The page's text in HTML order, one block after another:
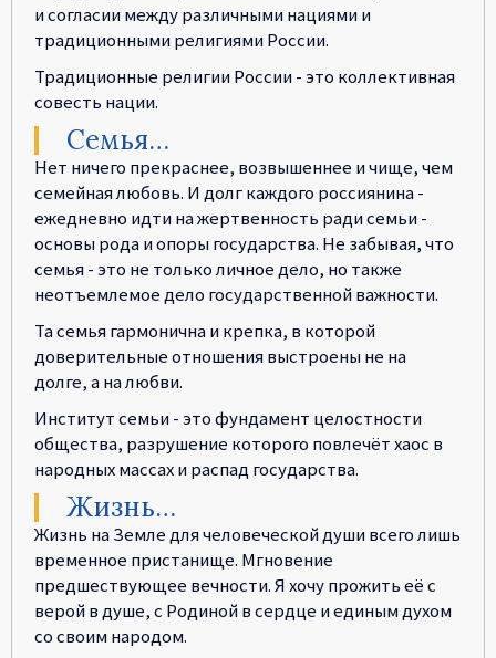
и согласии между различными нациями и
традиционными религиями России.
Традиционные религии России - это коллективная
совесть нации.
Семья…
Нет ничего прекраснее, возвышеннее и чище, чем
семейная любовь. И долг каждого россиянина -
ежедневно идти на жертвенность ради семьи -
основы рода и опоры государства. Не забывая, что
семья - это не только личное дело, но также
неотъемлемое дело государственной важности.
Та семья гармонична и крепка, в которой
доверительные отношения выстроены не на
долге, а на любви.
Институт семьи - это фундамент целостности
общества, разрушение которого повлечёт хаос в
народных массах и распад государства.
Жизнь…
Жизнь на Земле для человеческой души всего лишь
временное пристанище. Мгновение
предшествующее вечности. Я хочу прожить её с
верой в душе, с Родиной в сердце и единым духом
со своим народом.